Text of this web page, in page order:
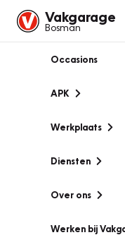
Vakgarage
Bosman
Occasions
APK
Werkplaats
Diensten
Over ons
Werken bij